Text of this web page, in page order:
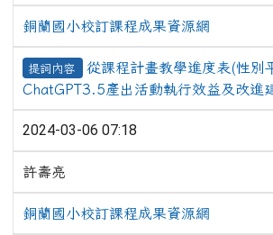
銅蘭國小校訂課程成果資源網
提詞內容
從課程計畫教學進度表(性別
ChatGPT3.5產出活動執行效益及改進
2024-03-06 07:18
許壽亮
銅蘭國小校訂課程成果資源網